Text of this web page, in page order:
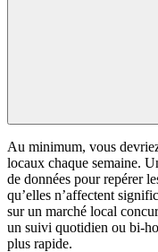
Au minimum, vous
locaux chaque semaine.
de données pour repérer
qu’elles n’affectent
sur un marché local
un suivi quotidien ou bi-
plus rapide.